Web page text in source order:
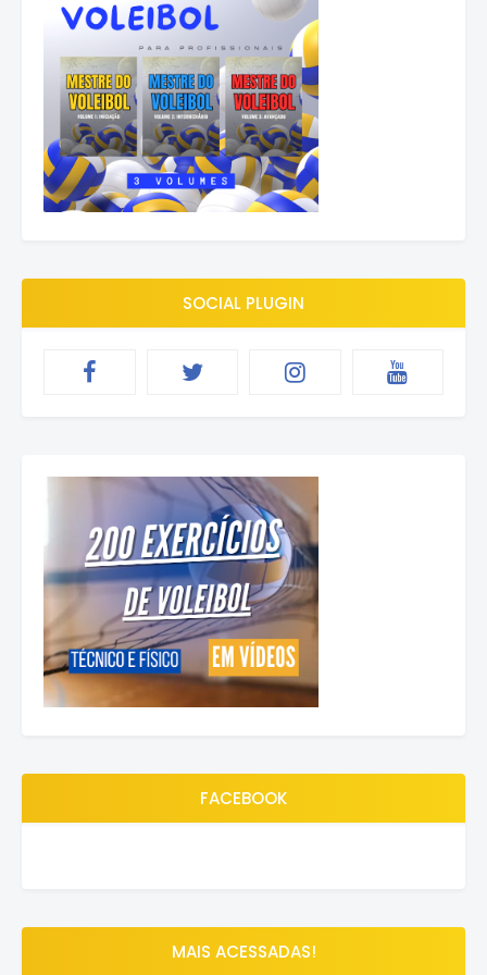
SOCIAL PLUGIN
FACEBOOK
MAIS ACESSADAS!